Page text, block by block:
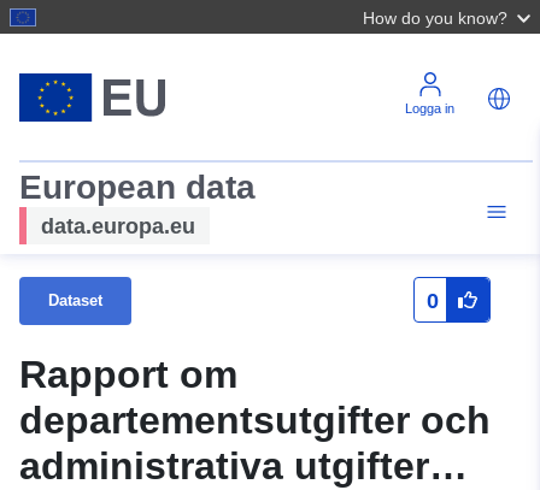
How do you know?
Logga in
European data
data.europa.eu
Dataset 0
Rapport om
departementsutgifter och
administrativa utgifter